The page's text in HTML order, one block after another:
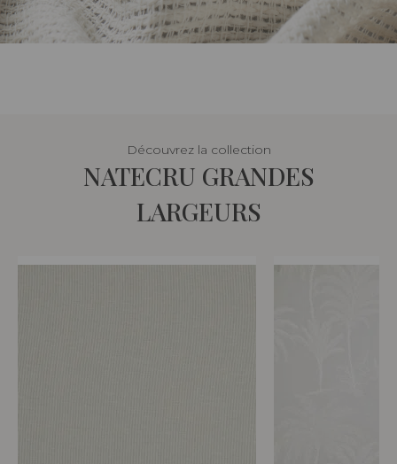
Découvrez la collection
NATECRU GRANDES
LARGEURS